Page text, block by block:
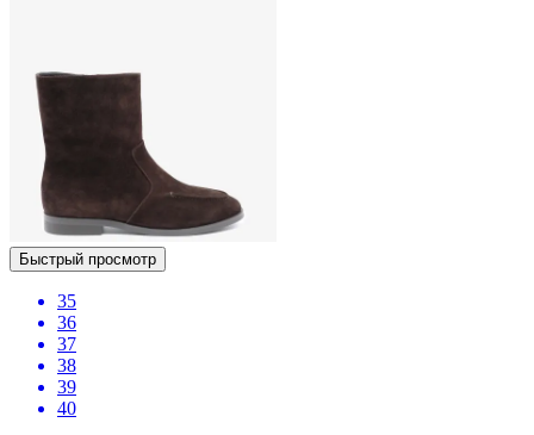
Быстрый просмотр
35
36
37
38
39
40